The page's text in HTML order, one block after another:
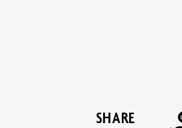
SHARE